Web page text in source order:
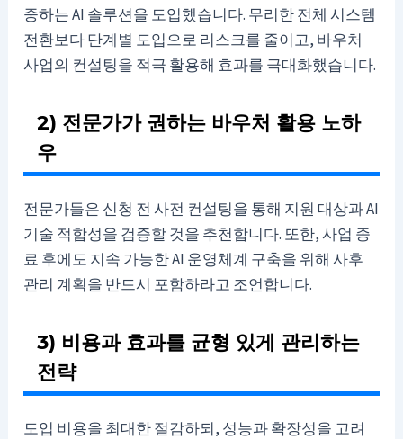
중하는 AI 솔루션을 도입했습니다. 무리한 전체 시스템
전환보다 단계별 도입으로 리스크를 줄이고, 바우처
사업의 컨설팅을 적극 활용해 효과를 극대화했습니다.
2) 전문가가 권하는 바우처 활용 노하
우
전문가들은 신청 전 사전 컨설팅을 통해 지원 대상과 AI
기술 적합성을 검증할 것을 추천합니다. 또한, 사업 종
료 후에도 지속 가능한 AI 운영체계 구축을 위해 사후
관리 계획을 반드시 포함하라고 조언합니다.
3) 비용과 효과를 균형 있게 관리하는
전략
도입 비용을 최대한 절감하되, 성능과 확장성을 고려